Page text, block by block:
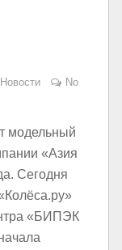
Новости
No
модельный
«Азия
Сегодня
«БИПЭК